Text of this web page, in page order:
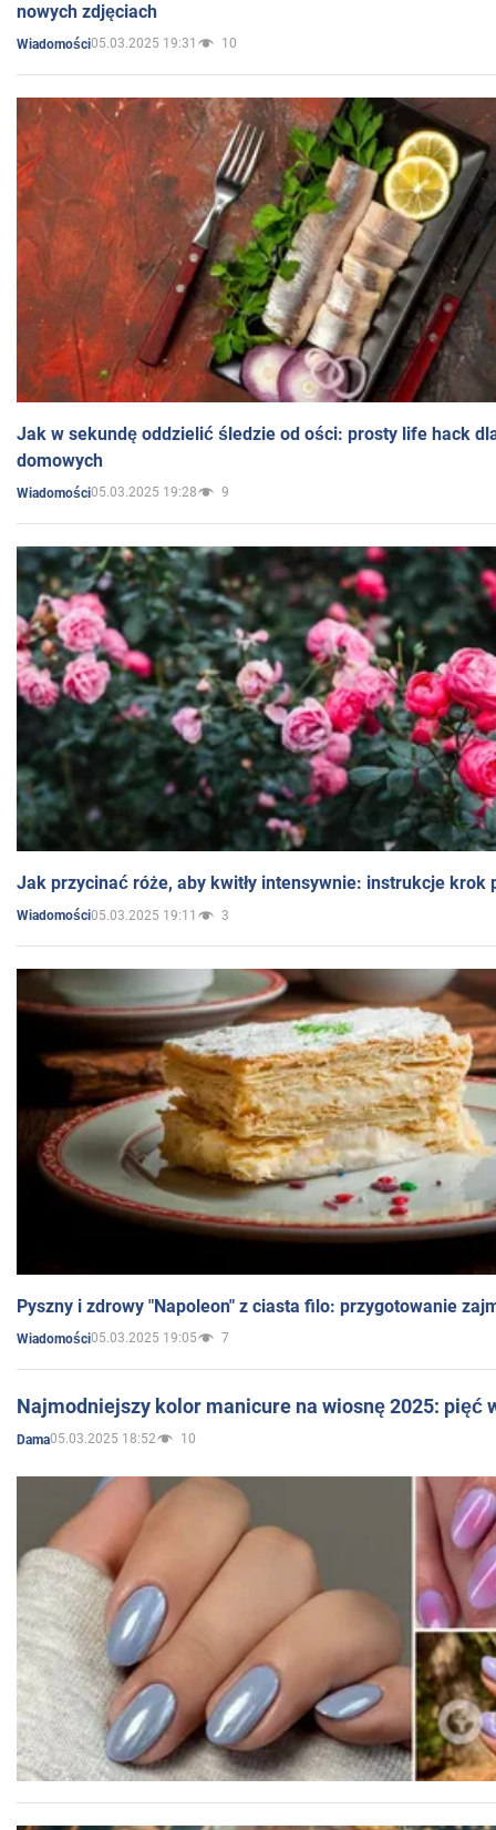
nowych zdjęciach
Wiadomości05.03.2025 19:31 10
Jak w sekundę oddzielić śledzie od ości: prosty life hack
domowych
Wiadomości05.03.2025 19:28 9
Jak przycinać róże, aby kwitły intensywnie: instrukcje krok
Wiadomości05.03.2025 19:11 3
Pyszny i zdrowy "Napoleon" z ciasta filo: przygotowanie
Wiadomości05.03.2025 19:05 7
Najmodniejszy kolor manicure na wiosnę 2025: pięć
Dama05.03.2025 18:52 10